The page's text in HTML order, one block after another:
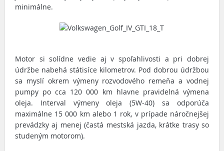
minimálne.
Motor si solídne vedie aj v spoľahlivosti a pri dobrej
údržbe nabehá státisíce kilometrov. Pod dobrou údržbou
sa myslí okrem výmeny rozvodového remeňa a vodnej
pumpy po cca 120 000 km hlavne pravidelná výmena
oleja. Interval výmeny oleja (5W-40) sa odporúča
maximálne 15 000 km alebo 1 rok, v prípade náročnejšej
prevádzky aj menej (častá mestská jazda, krátke trasy so
studeným motorom).